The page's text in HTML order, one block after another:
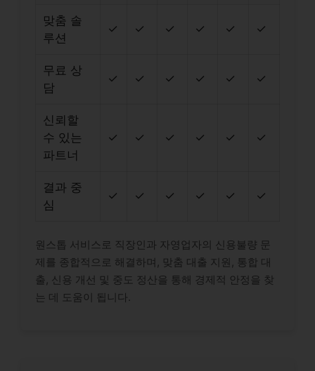
맞춤 솔
루션
✓ ✓ ✓ ✓ ✓ ✓
무료 상
담
✓ ✓ ✓ ✓ ✓ ✓
신뢰할
수 있는
파트너
✓ ✓ ✓ ✓ ✓ ✓
결과 중
심
✓ ✓ ✓ ✓ ✓ ✓
원스톱 서비스로 직장인과 자영업자의 신용불량 문
제를 종합적으로 해결하며, 맞춤 대출 지원, 통합 대
출, 신용 개선 및 중도 정산을 통해 경제적 안정을 찾
는 데 도움이 됩니다.